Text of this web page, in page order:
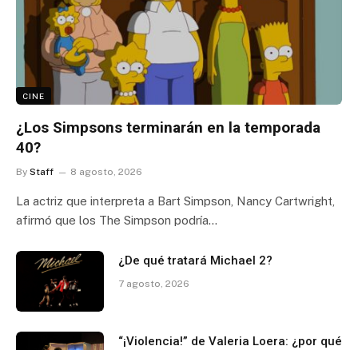
CINE
¿Los Simpsons terminarán en la temporada
40?
By Staff 8 agosto, 2026
La actriz que interpreta a Bart Simpson, Nancy Cartwright,
afirmó que los The Simpson podría…
¿De qué tratará Michael 2?
7 agosto, 2026
“¡Violencia!” de Valeria Loera: ¿por qué